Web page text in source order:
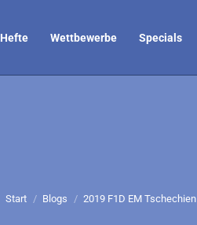
Hefte Wettbewerbe Specials
Sie befinden sich hier:
Start Blogs 2019 F1D EM Tschechien